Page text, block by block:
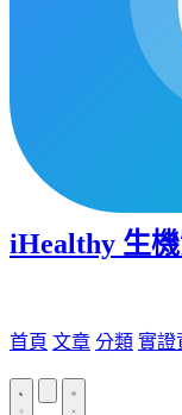
iHealthy 生
首頁 文章 分類 實證